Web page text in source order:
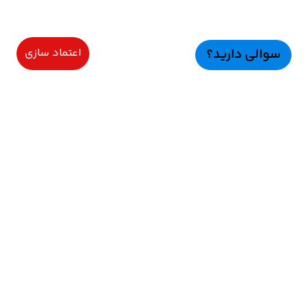
سوالی دارید؟ اعتماد سازی